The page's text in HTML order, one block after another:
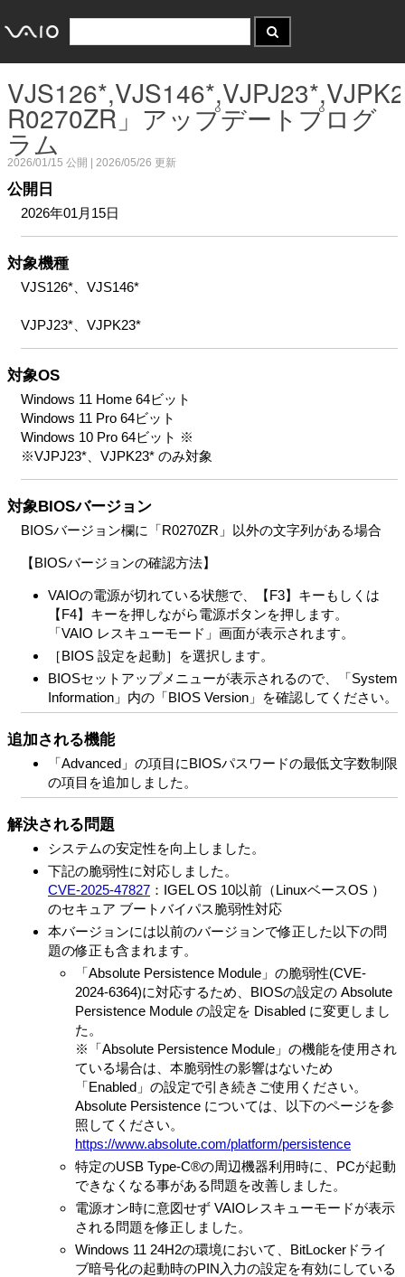
R0270ZR」アップデートプログ
ラム
2026/01/15 公開 | 2026/05/26 更新
公開日
2026年01月15日
対象機種
VJS126*、VJS146*
VJPJ23*、VJPK23*
対象OS
Windows 11 Home 64ビット
Windows 11 Pro 64ビット
Windows 10 Pro 64ビット ※
※VJPJ23*、VJPK23* のみ対象
対象BIOSバージョン
BIOSバージョン欄に「R0270ZR」以外の文字列がある場合
【BIOSバージョンの確認方法】
VAIOの電源が切れている状態で、【F3】キーもしくは
【F4】キーを押しながら電源ボタンを押します。
「VAIO レスキューモード」画面が表示されます。
［BIOS 設定を起動］を選択します。
BIOSセットアップメニューが表示されるので、「System
Information」内の「BIOS Version」を確認してください。
追加される機能
「Advanced」の項目にBIOSパスワードの最低文字数制限
の項目を追加しました。
解決される問題
システムの安定性を向上しました。
下記の脆弱性に対応しました。
CVE-2025-47827 ：IGEL OS 10以前（LinuxベースOS ）
のセキュア ブートバイパス脆弱性対応
本バージョンには以前のバージョンで修正した以下の問
題の修正も含まれます。
「Absolute Persistence Module」の脆弱性(CVE-
2024-6364)に対応するため、BIOSの設定の Absolute
Persistence Module の設定を Disabled に変更しまし
た。
※「Absolute Persistence Module」の機能を使用され
ている場合は、本脆弱性の影響はないため
「Enabled」の設定で引き続きご使用ください。
Absolute Persistence については、以下のページを参
照してください。
https://www.absolute.com/platform/persistence
特定のUSB Type-C®の周辺機器利用時に、PCが起動
できなくなる事がある問題を改善しました。
電源オン時に意図せず VAIOレスキューモードが表示
される問題を修正しました。
Windows 11 24H2の環境において、BitLockerドライ
ブ暗号化の起動時のPIN入力の設定を有効にしている